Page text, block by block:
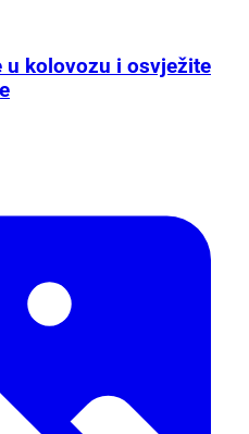
kolovozu i osvježite